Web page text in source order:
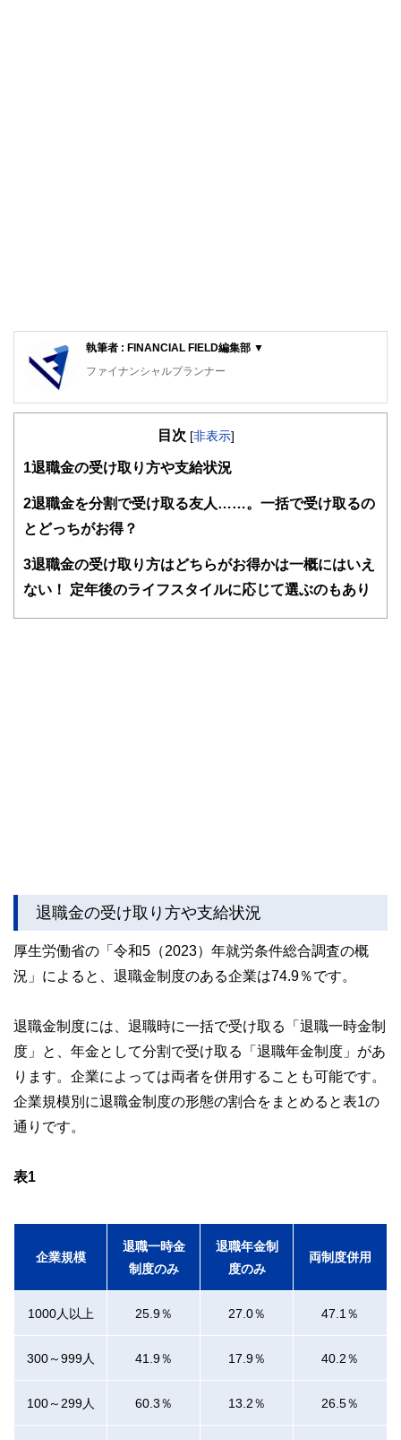
執筆者 : FINANCIAL FIELD編集部 ▼
ファイナンシャルプランナー
FinancialField編集部は、金融、経済に関する記事を、日々
知識がない方でも理解できるようわかりやすく発信していま
得者を中心に「お金や暮らし」に関する書籍・雑誌の編集経
験者で構成され、企画立案から記事掲載まですべての工程に
関わることで、読者目線のコンテンツを追求しています。
FinancialFieldの特徴は、ファイナンシャルプランナー、弁
護士、税理士、宅地建物取引士、相続診断士、住宅ローンア
ドバイザー、DCプランナー、公認会計士、社会保険労務
目次 [非表示]
1 退職金の受け取り方や支給状況
2退職金を分割で受け取る友人……。一括で受け取るの
とどっちがお得？
3退職金の受け取り方はどちらがお得かは一概にはいえ
ない！ 定年後のライフスタイルに応じて選ぶのもあり
退職金の受け取り方や支給状況
厚生労働省の「令和5（2023）年就労条件総合調査の概
況」によると、退職金制度のある企業は74.9％です。
退職金制度には、退職時に一括で受け取る「退職一時金制
度」と、年金として分割で受け取る「退職年金制度」があ
ります。企業によっては両者を併用することも可能です。
企業規模別に退職金制度の形態の割合をまとめると表1の
通りです。
表1
企業規模
退職一時金
制度のみ
退職年金制
度のみ
両制度併用
1000人以上 25.9％ 27.0％ 47.1％
300～999人 41.9％ 17.9％ 40.2％
100～299人 60.3％ 13.2％ 26.5％